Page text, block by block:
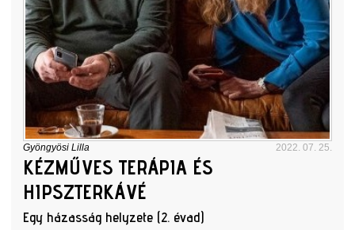
Gyöngyösi Lilla 2022. 07. 25.
KÉZMŰVES TERÁPIA ÉS
HIPSZTERKÁVÉ
Egy házasság helyzete (2. évad)